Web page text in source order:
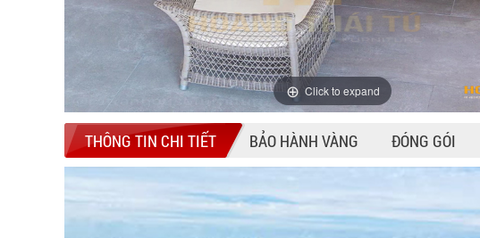
Click to expand
THÔNG TIN CHI TIẾT BẢO HÀNH VÀNG ĐÓNG GÓI